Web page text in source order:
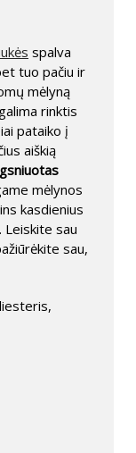
spalva
tuo pačiu ir
mėlyną
rinktis
pataiko į
aiškią
mėlynos
kasdienius
Leiskite sau
sau,